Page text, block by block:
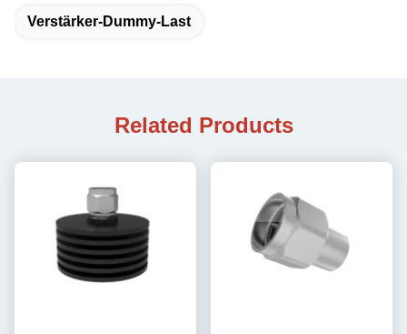
Verstärker-Dummy-Last
Related Products